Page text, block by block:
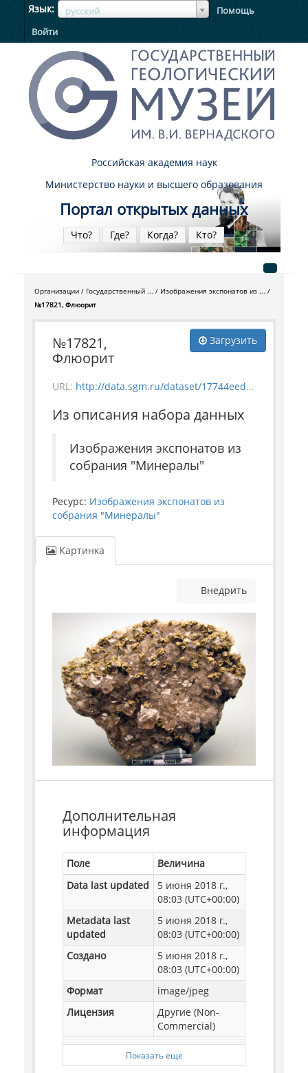
Язык русский
ЯзыкЯзык
Помощь
Войти
Российская академия наук
Министерство науки и высшего образования
Портал открытых данных
Что? Где? Когда? Кто?
Организации Государственный ...
Изображения экспонатов из ...
№17821, Флюорит
Загрузить
№17821,
Флюорит
URL: http://data.sgm.ru/dataset/17744eed-27fa-4a9a-bc72-4e657fa570af/resource/0af4c285-90c7-4251-b098-6ab2404882e8/download/mineral_17821.jpg
Из описания набора данных
Изображения экспонатов из
собрания "Минералы"
Ресурс: Изображения экспонатов из
собрания "Минералы"
Картинка
Внедрить
Дополнительная
информация
Поле
Величина
Data last updated
5 июня 2018 г.,
08:03 (UTC+00:00)
Metadata last
updated
5 июня 2018 г.,
08:03 (UTC+00:00)
Создано
5 июня 2018 г.,
08:03 (UTC+00:00)
Формат
image/jpeg
Лицензия
Другие (Non-
Commercial)
Показать еще